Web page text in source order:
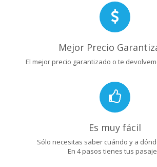
Mejor Precio
El mejor precio garantizado o te
Es muy fácil
Sólo necesitas saber cuándo y a
En 4 pasos tienes tus